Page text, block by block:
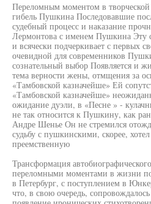
Переломным моментом в
гибель Пушкина Последовавшие
судебный процесс и наказание
Лермонтова с именем Пушкина Эту
и всячески подчеркивает с первых
очевидной для современников
сознательный выбор Появляется и
тема верности жены, отмщения за
«Тамбовской казначейше» Ей
«Тамбовской казначейше»
ожидание дуэли, в «Песне » -
не так относится к Пушкину, как
Андре Шенье Он не стремился
судьбу с пушкинскими, скорее,
преемственную
Трансформация
переломными моментами в жизни
в Петербург, с поступлением в
что, в свою очередь,